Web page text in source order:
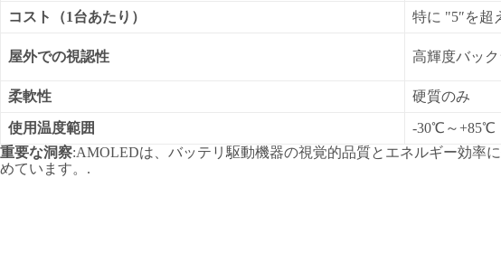
コスト（1台あたり） 特に "5″を超
屋外での視認性 高輝度バッ
柔軟性 硬質のみ
使用温度範囲 -30℃～+85℃
重要な洞察:AMOLEDは、バッテリ駆動機器の視覚的品質とエネルギー効率
めています。.